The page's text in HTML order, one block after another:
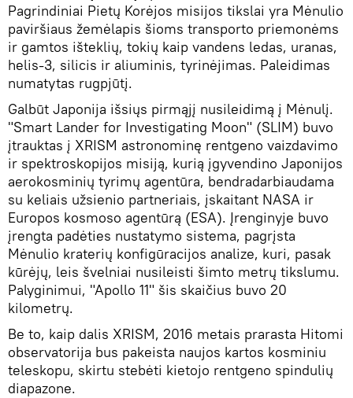
Pagrindiniai Pietų Korėjos misijos tikslai yra Mėnulio
paviršiaus žemėlapis šioms transporto priemonėms
ir gamtos išteklių, tokių kaip vandens ledas, uranas,
helis-3, silicis ir aliuminis, tyrinėjimas. Paleidimas
numatytas rugpjūtį.
Galbūt Japonija išsiųs pirmąjį nusileidimą į Mėnulį.
"Smart Lander for Investigating Moon" (SLIM) buvo
įtrauktas į XRISM astronominę rentgeno vaizdavimo
ir spektroskopijos misiją, kurią įgyvendino Japonijos
aerokosminių tyrimų agentūra, bendradarbiaudama
su keliais užsienio partneriais, įskaitant NASA ir
Europos kosmoso agentūrą (ESA). Įrenginyje buvo
įrengta padėties nustatymo sistema, pagrįsta
Mėnulio kraterių konfigūracijos analize, kuri, pasak
kūrėjų, leis švelniai nusileisti šimto metrų tikslumu.
Palyginimui, "Apollo 11" šis skaičius buvo 20
kilometrų.
Be to, kaip dalis XRISM, 2016 metais prarasta Hitomi
observatorija bus pakeista naujos kartos kosminiu
teleskopu, skirtu stebėti kietojo rentgeno spindulių
diapazone.